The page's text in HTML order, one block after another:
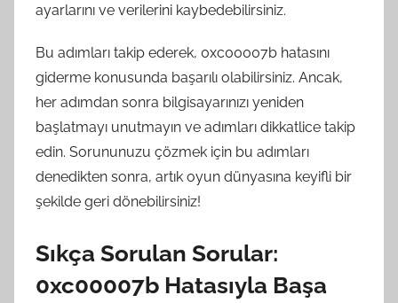
ayarlarını ve verilerini kaybedebilirsiniz.
Bu adımları takip ederek, 0xc00007b hatasını
giderme konusunda başarılı olabilirsiniz. Ancak,
her adımdan sonra bilgisayarınızı yeniden
başlatmayı unutmayın ve adımları dikkatlice takip
edin. Sorununuzu çözmek için bu adımları
denedikten sonra, artık oyun dünyasına keyifli bir
şekilde geri dönebilirsiniz!
Sıkça Sorulan Sorular:
0xc00007b Hatasıyla Başa